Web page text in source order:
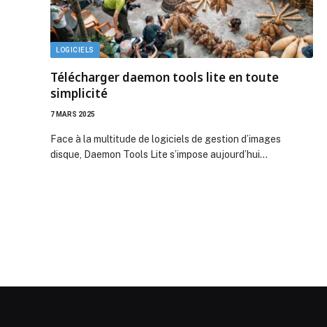
LOGICIELS
Télécharger daemon tools lite en toute
simplicité
7 MARS 2025
Face à la multitude de logiciels de gestion d’images
disque, Daemon Tools Lite s’impose aujourd’hui…